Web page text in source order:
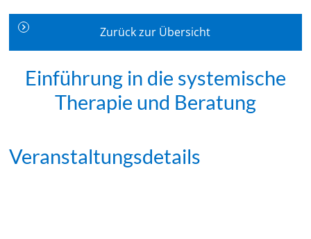
Zurück zur Übersicht
Einführung in die systemische
Therapie und Beratung
Veranstaltungsdetails